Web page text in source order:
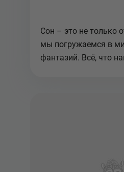
Сон – это не только
мы погружаемся в
фантазий. Всё, что